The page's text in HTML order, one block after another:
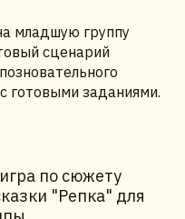
младшую группу
сценарий
готовыми заданиями.
по сюжету
"Репка" для